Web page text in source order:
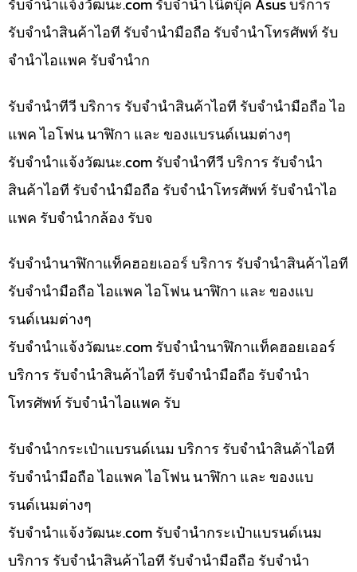
รับจํานําแจ้งวัฒนะ.com รับจำนำโน๊ตบุ๊ค Asus บริการ
รับจำนำสินค้าไอที รับจำนำมือถือ รับจำนำโทรศัพท์ รับ
จำนำไอแพค รับจำนำก
รับจำนำทีวี บริการ รับจำนำสินค้าไอที รับจำนำมือถือ ไอ
แพค ไอโฟน นาฬิกา และ ของแบรนด์เนมต่างๆ
รับจํานําแจ้งวัฒนะ.com รับจำนำทีวี บริการ รับจำนำ
สินค้าไอที รับจำนำมือถือ รับจำนำโทรศัพท์ รับจำนำไอ
แพค รับจำนำกล้อง รับจ
รับจำนำนาฬิกาแท็คฮอยเออร์ บริการ รับจำนำสินค้าไอที
รับจำนำมือถือ ไอแพค ไอโฟน นาฬิกา และ ของแบ
รนด์เนมต่างๆ
รับจํานําแจ้งวัฒนะ.com รับจำนำนาฬิกาแท็คฮอยเออร์
บริการ รับจำนำสินค้าไอที รับจำนำมือถือ รับจำนำ
โทรศัพท์ รับจำนำไอแพค รับ
รับจำนำกระเป๋าแบรนด์เนม บริการ รับจำนำสินค้าไอที
รับจำนำมือถือ ไอแพค ไอโฟน นาฬิกา และ ของแบ
รนด์เนมต่างๆ
รับจํานําแจ้งวัฒนะ.com รับจำนำกระเป๋าแบรนด์เนม
บริการ รับจำนำสินค้าไอที รับจำนำมือถือ รับจำนำ